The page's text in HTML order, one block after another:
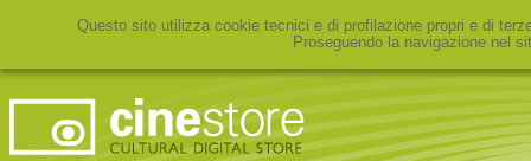
Questo sito utilizza cookie tecnici e di profilazione propri e di
Proseguendo la navigazione nel